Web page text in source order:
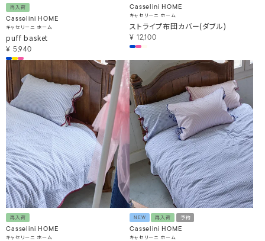
再入荷
Casselini HOME
キャセリーニ ホーム
puff basket
¥ 5,940
Casselini HOME
キャセリーニ ホーム
ストライプ布団カバー(ダブル)
¥ 12,100
再入荷
Casselini HOME
キャセリーニ ホーム
NEW 再入荷 予約
Casselini HOME
キャセリーニ ホーム